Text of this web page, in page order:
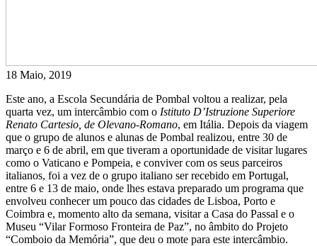
18 Maio, 2019
Este ano, a Escola Secundária de Pombal voltou a realizar, pela
quarta vez, um intercâmbio com o Istituto D’Istruzione Superiore
Renato Cartesio, de Olevano-Romano, em Itália. Depois da viagem
que o grupo de alunos e alunas de Pombal realizou, entre 30 de
março e 6 de abril, em que tiveram a oportunidade de visitar lugares
como o Vaticano e Pompeia, e conviver com os seus parceiros
italianos, foi a vez de o grupo italiano ser recebido em Portugal,
entre 6 e 13 de maio, onde lhes estava preparado um programa que
envolveu conhecer um pouco das cidades de Lisboa, Porto e
Coimbra e, momento alto da semana, visitar a Casa do Passal e o
Museu “Vilar Formoso Fronteira de Paz”, no âmbito do Projeto
“Comboio da Memória”, que deu o mote para este intercâmbio.